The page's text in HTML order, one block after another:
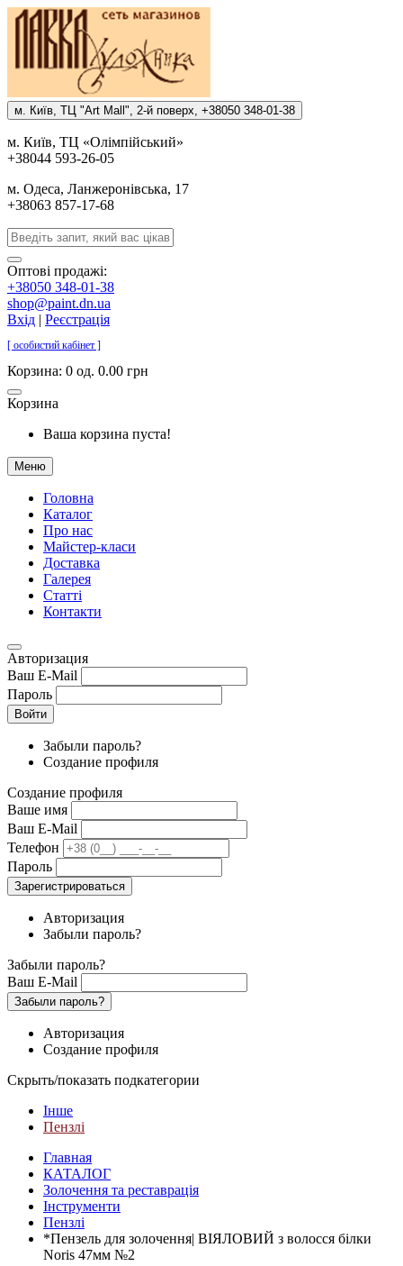
м. Киïв, ТЦ "Art Mall", 2-й поверх, +38050 348-01-38
м. Киïв, ТЦ «Олiмпiйський»
+38044 593-26-05
м. Одеса, Ланжеронiвська, 17
+38063 857-17-68
Оптові продажі:
+38050 348-01-38
shop@paint.dn.ua
Вхід | Реєстрація
[ особистий кабінет ]
Корзина: 0 од. 0.00 грн
Корзина
Ваша корзина пуста!
Меню
Головна
Каталог
Про нас
Майстер-класи
Доставка
Галерея
Статтi
Контакти
Авторизация
Ваш E-Mail
Пароль
Войти
Забыли пароль?
Создание профиля
Создание профиля
Ваше имя
Ваш E-Mail
Телефон
Пароль
Зарегистрироваться
Авторизация
Забыли пароль?
Забыли пароль?
Ваш E-Mail
Забыли пароль?
Авторизация
Создание профиля
Скрыть/показать подкатегории
Інше
Пензлі
Главная
КАТАЛОГ
Золочення та реставрація
Інструменти
Пензлі
*Пензель для золочення| ВІЯЛОВИЙ з волосся білки
Noris 47мм №2